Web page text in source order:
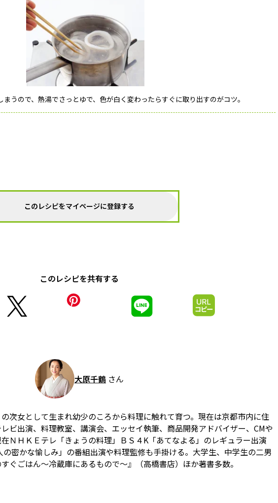
うので、熱湯でさっとゆで、色が白く変わったらすぐに取り出すのがコツ。
このレシピをマイページに登録する
このレシピを共有する
大原千鶴 さん
次女として生まれ幼少のころから料理に触れて育つ。現在は京都市内に住
ビ出演、料理教室、講演会、エッセイ執筆、商品開発アドバイザー、CMや
ＮＨＫＥテレ「きょうの料理」ＢＳ４K「あてなよる」のレギュラー出演
密かな愉しみ」の番組出演や料理監修も手掛ける。大学生、中学生の二男
ぐごはん〜冷蔵庫にあるもので〜』（高橋書店）ほか著書多数。